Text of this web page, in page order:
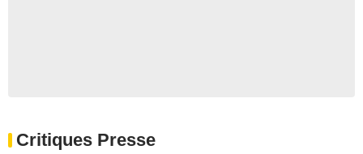
Critiques Presse